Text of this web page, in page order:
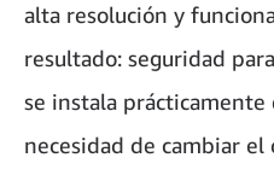
alta resolución y
resultado: seguridad
se instala
necesidad de cambiar el